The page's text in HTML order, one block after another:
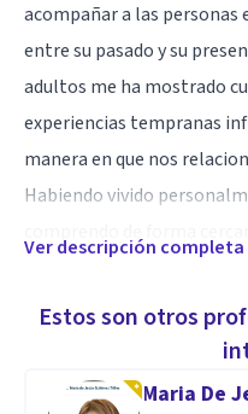
acompañar a las personas
entre su pasado y su
adultos me ha mostrado
experiencias tempranas
manera en que nos
Habiendo vivido
mirada y han
Mi propósito es ofrecer un
donde puedas sentirte
Ver descripción completa
Estos son otros
Maria De